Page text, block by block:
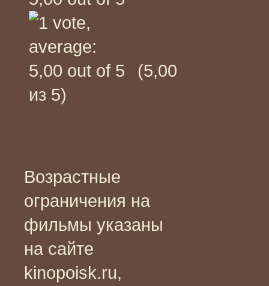
(5,00
из 5)
Возрастные
ограничения на
фильмы указаны
на сайте
kinopoisk.ru,